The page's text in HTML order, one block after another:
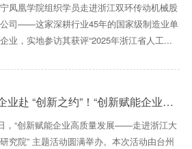
凤凰学院组织学员走进浙江双环传动机械股
司——这家深耕行业45年的国家级制造业单
业，实地参访其获评“2025年浙江省人工...
新之约”！“创新赋能企业高质量发展——走进浙江大学台州研究院” 活动圆满举办
，“创新赋能企业高质量发展——走进浙江大
究院” 主题活动圆满举办。本次活动由台州